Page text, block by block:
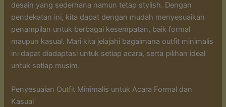
desain yang sederhana namun tetap stylish. Dengan
pendekatan ini, kita dapat dengan mudah menyesuaikan
penampilan untuk berbagai kesempatan, baik formal
maupun kasual. Mari kita jelajahi bagaimana outfit minimalis
ini dapat diadaptasi untuk setiap acara, serta pilihan ideal
untuk setiap musim.
Penyesuaian Outfit Minimalis untuk Acara Formal dan
Kasual